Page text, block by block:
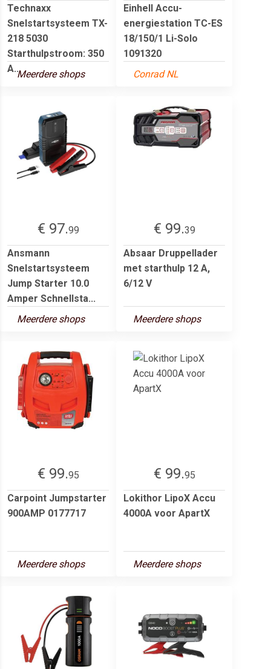
Technaxx
Snelstartsysteem TX-
218 5030
Starthulpstroom: 350
A...Meerdere shops
Einhell Accu-
energiestation TC-ES
18/150/1 Li-Solo
1091320
Conrad NL
€ 97.99
Ansmann
Snelstartsysteem
Jump Starter 10.0
Amper Schnellsta...
Meerdere shops
€ 99.39
Absaar Druppellader
met starthulp 12 A,
6/12 V
Meerdere shops
€ 99.95
Carpoint Jumpstarter
900AMP 0177717
Meerdere shops
€ 99.95
Lokithor LipoX Accu
4000A voor ApartX
Meerdere shops